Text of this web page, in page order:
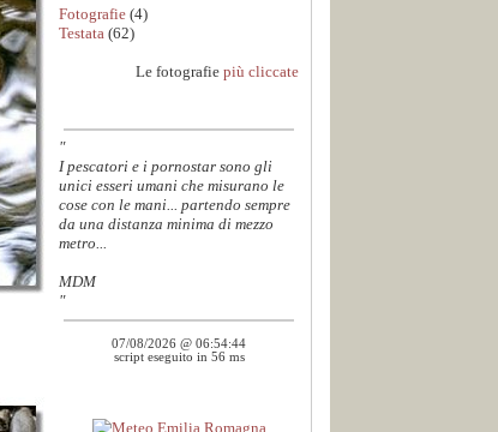
Fotografie (4)
Testata (62)
Le fotografie più cliccate
"
I pescatori e i pornostar sono gli
unici esseri umani che misurano le
cose con le mani... partendo sempre
da una distanza minima di mezzo
metro...
MDM
"
07/08/2026 @ 06:54:44
script eseguito in 56 ms